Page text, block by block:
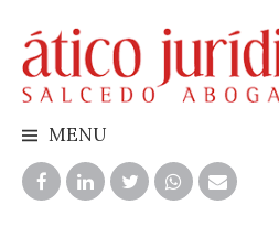
to
content
MENU